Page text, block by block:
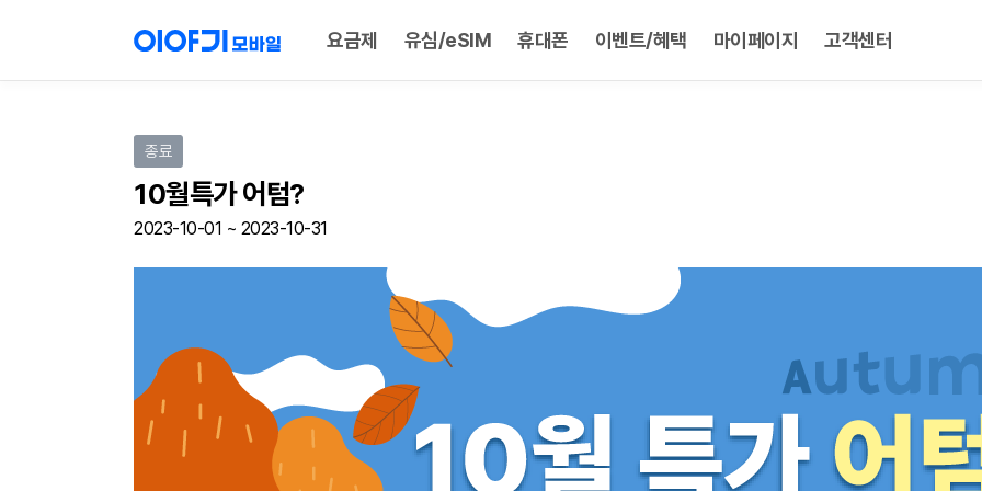
요금제 유심/eSIM 휴대폰 이벤트/혜택 마이페이지 고객센터
종료
10월특가 어텀?
2023-10-01 ~ 2023-10-31